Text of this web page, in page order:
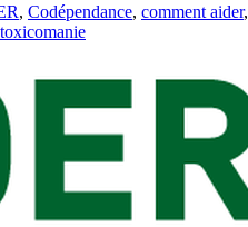
, Codépendance, comment aider,
toxicomanie